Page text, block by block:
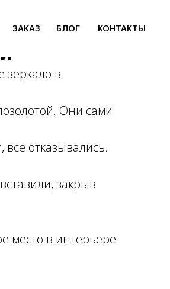
БЛОГ КОНТАКТЫ
ЗАКАЗ
зеркало в
Они сами
отказывались.
закрыв
место в интерьере